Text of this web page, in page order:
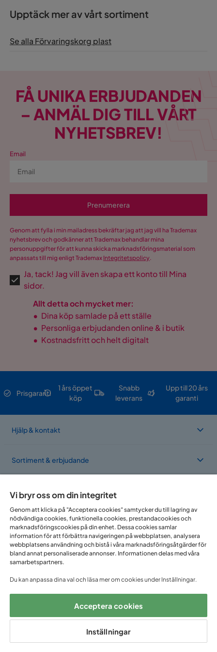
Upptäck mer av vårt sortiment
Se alla Förvaringskorg plast
FÅ UNIKA ERBJUDANDEN
– ANMÄL DIG TILL VÅRT
NYHETSBREV!
Email
Prenumerera
Genom att fylla i min mailadress bekräftar jag att jag vill ha Trademax
nyhetsbrev och godkänner att Trademax behandlar mina
personuppgifter för att kunna skicka marknadsföringsmaterial som
anpassats till mig enligt Trademax Integritetspolicy.
Ja, tack! Jag vill även skapa ett konto till Mina
sidor.
Allt detta och mycket mer:
• Dina köp samlade på ett ställe
• Personliga erbjudanden online & i butik
• Kostnadsfritt och helt digitalt
Prisgaranti
1 års öppet
köp
Snabb
leverans
Upp till 20 års
garanti
Hjälp & kontakt
Sortiment & erbjudande
Om Trademax
Vi finns i flera länder
Följ oss på:
Vi bryr oss om din integritet
Genom att klicka på "Acceptera cookies" samtycker du till lagring av
nödvändiga cookies, funktionella cookies, prestandacookies och
marknadsföringscookies på din enhet. Dessa cookies samlar
information för att förbättra navigeringen på webbplatsen, analysera
webbplatsens användning och bistå i våra marknadsföringsåtgärder för
bland annat personaliserade annonser. Informationen delas med våra
samarbetspartners.
Du kan anpassa dina val och läsa mer om cookies under Inställningar.
Acceptera cookies
Inställningar